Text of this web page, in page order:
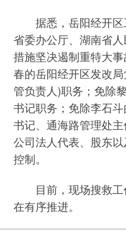
据悉，岳阳经开区
省委办公厅、湖南省
措施坚决遏制重特大
春的岳阳经开区发改
管负责人)职务；免除
书记职务；免除李石
书记、通海路管理处
公司法人代表、股东
控制。
目前，现场搜救工
在有序推进。